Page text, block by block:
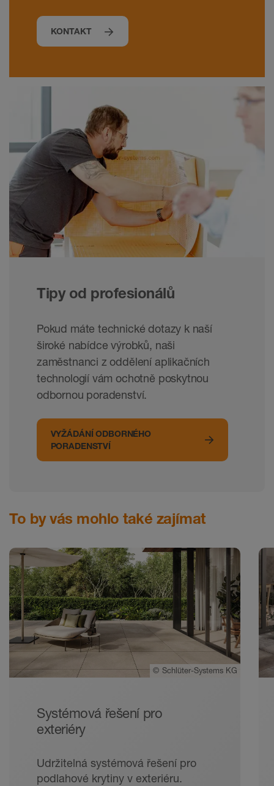
KONTAKT
Tipy od profesionálů
Pokud máte technické dotazy k naší
široké nabídce výrobků, naši
zaměstnanci z oddělení aplikačních
technologií vám ochotně poskytnou
odbornou poradenství.
VYŽÁDÁNÍ ODBORNÉHO
PORADENSTVÍ
To by vás mohlo také zajímat
© Schlüter-Systems KG
Systémová řešení pro
exteriéry
Udržitelná systémová řešení pro
podlahové krytiny v exteriéru.